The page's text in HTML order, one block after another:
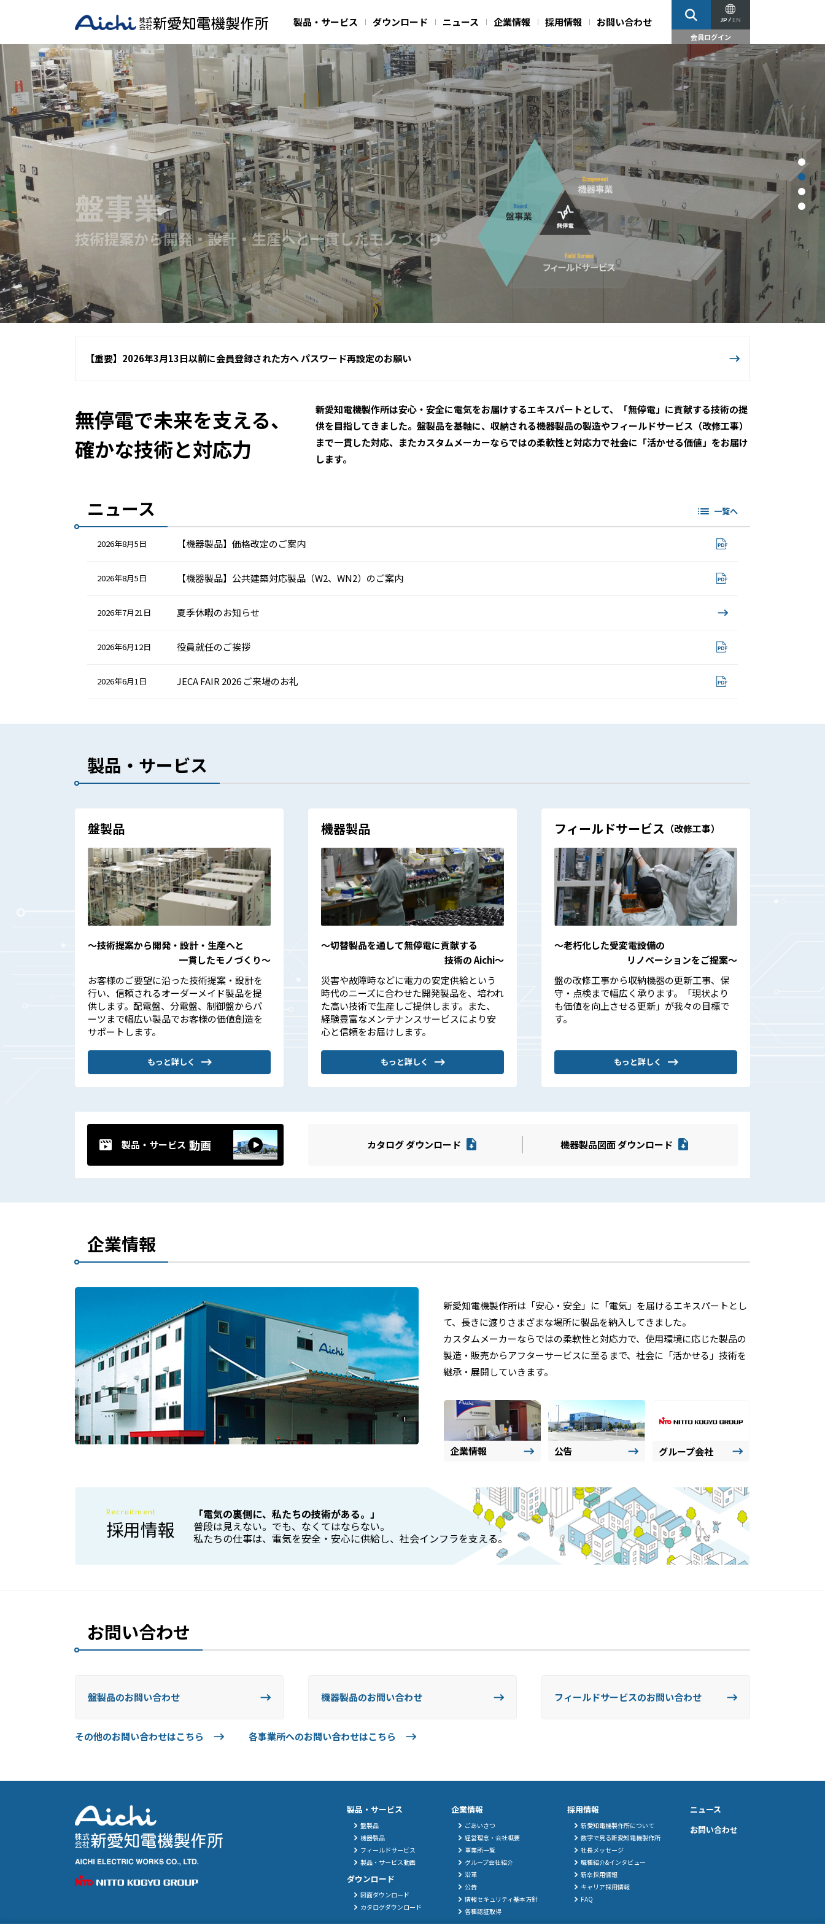
製品・サービス ダウンロード ニュース 企業情報 採用情報 お問い合わせ JP EN
会員ログイン
【重要】2026年3月13日以前に会員登録された方へ パスワード再設定のお願い
無停電で未来を支える、
確かな技術と対応力
新愛知電機製作所は安心・安全に電気をお届けするエキスパートとして、「無停電」に貢献する技術の提
供を目指してきました。盤製品を基軸に、収納される機器製品の製造やフィールドサービス（改修工事）
まで一貫した対応、またカスタムメーカーならではの柔軟性と対応力で社会に「活かせる価値」をお届け
します。
ニュース 一覧へ
2026年8月5日 【機器製品】価格改定のご案内
2026年8月5日 【機器製品】公共建築対応製品（W2、WN2）のご案内
2026年7月21日 夏季休暇のお知らせ
2026年6月12日 役員就任のご挨拶
2026年6月1日 JECA FAIR 2026 ご来場のお礼
製品・サービス
盤製品
〜技術提案から開発・設計・生産へと
一貫したモノづくり〜
お客様のご要望に沿った技術提案・設計を
行い、信頼されるオーダーメイド製品を提
供します。配電盤、分電盤、制御盤からパ
ーツまで幅広い製品でお客様の価値創造を
サポートします。
もっと詳しく
機器製品
〜切替製品を通して無停電に貢献する
技術の Aichi〜
災害や故障時などに電力の安定供給という
時代のニーズに合わせた開発製品を、培われ
た高い技術で生産しご提供します。また、
経験豊富なメンテナンスサービスにより安
心と信頼をお届けします。
もっと詳しく
フィールドサービス （改修工事）
〜老朽化した受変電設備の
リノベーションをご提案〜
盤の改修工事から収納機器の更新工事、保
守・点検まで幅広く承ります。「現状より
も価値を向上させる更新」が我々の目標で
す。
もっと詳しく
製品・サービス 動画 カタログ ダウンロード 機器製品図面 ダウンロード
企業情報
新愛知電機製作所は「安心・安全」に「電気」を届けるエキスパートとし
て、長きに渡りさまざまな場所に製品を納入してきました。
カスタムメーカーならではの柔軟性と対応力で、使用環境に応じた製品の
製造・販売からアフターサービスに至るまで、社会に「活かせる」技術を
継承・展開していきます。
企業情報 公告 グループ会社
Recruitment
採用情報
「電気の裏側に、私たちの技術がある。」
普段は見えない。でも、なくてはならない。
私たちの仕事は、電気を安全・安心に供給し、 社会インフラを支える。
お問い合わせ
盤製品のお問い合わせ 機器製品のお問い合わせ フィールドサービスのお問い合わせ
その他のお問い合わせはこちら 各事業所へのお問い合わせはこちら
製品・サービス
盤製品
機器製品
フィールドサービス
製品・サービス動画
ダウンロード
図面ダウンロード
カタログダウンロード
企業情報
ごあいさつ
経営理念・会社概要
事業所一覧
グループ会社紹介
沿革
公告
情報セキュリティ基本方針
各種認証取得
採用情報
新愛知電機製作所について
数字で見る新愛知電機製作所
社長メッセージ
職種紹介&インタビュー
新卒採用情報
キャリア採用情報
FAQ
ニュース
お問い合わせ